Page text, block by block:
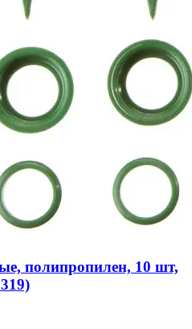
полипропилен, 10 шт,